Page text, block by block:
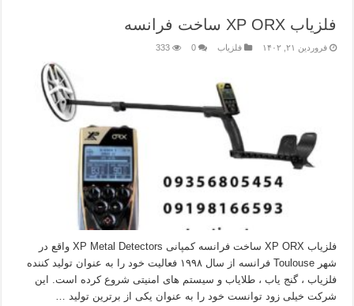
فلزیاب XP ORX ساخت فرانسه
فروردین ۲۱, ۱۴۰۲ فلزیاب 0
333
فلزیاب XP ORX ساخت فرانسه کمپانی XP Metal Detectors واقع در
شهر Toulouse فرانسه از سال ۱۹۹۸ فعالیت خود را به عنوان تولید کننده
فلزیاب ، گنج یاب ، طلایاب و سیستم های امنیتی شروع کرده است. این
شرکت خیلی زود توانست خود را به عنوان یکی از برترین تولید …